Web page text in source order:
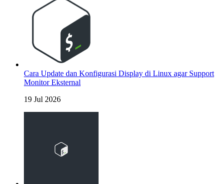
Cara Update dan Konfigurasi Display di Linux agar Support
Monitor Eksternal
19 Jul 2026